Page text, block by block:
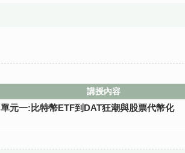
講授內容
單元一:比特幣ETF到DAT狂潮與股票代幣化